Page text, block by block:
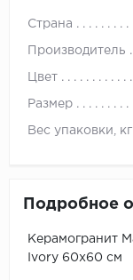
Страна
Производитель
Цвет
Размер
Вес упаковки, кг
Подробное
Керамогранит
Ivory 60х60 см